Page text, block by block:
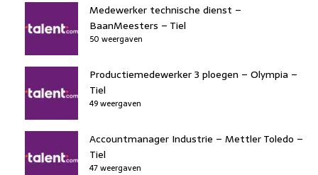
Medewerker technische dienst –
BaanMeesters – Tiel
50 weergaven
Productiemedewerker 3 ploegen – Olympia –
Tiel
49 weergaven
Accountmanager Industrie – Mettler Toledo –
Tiel
47 weergaven